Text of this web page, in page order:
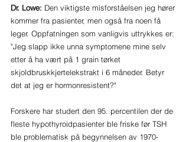
Dr. Lowe: Den viktigste misforståelsen jeg hører
kommer fra pasienter, men også fra noen få
leger. Oppfatningen som vanligvis uttrykkes er:
"Jeg slapp ikke unna symptomene mine selv
etter å ha vært på 1 grain tørket
skjoldbruskkjertelekstrakt i 6 måneder. Betyr
det at jeg er hormonresistent?"
Forskere har studert den 95. percentilen der de
fleste hypothyroidpasienter ble friske før TSH
ble problematisk på begynnelsen av 1970-